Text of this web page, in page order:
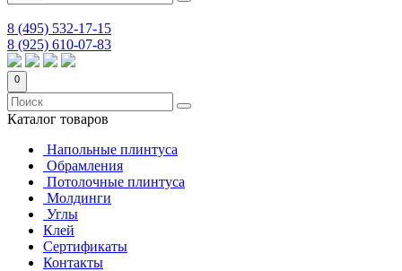
8 (495) 532-17-15
8 (925) 610-07-83
0
Каталог товаров
Напольные плинтуса
Обрамления
Потолочные плинтуса
Молдинги
Углы
Клей
Сертификаты
Контакты